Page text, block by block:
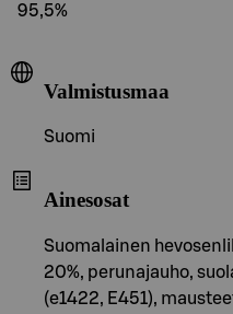
95,5%
Valmistusmaa
Suomi
Ainesosat
Suomalainen
20%, perunajauho,
(e1422, E451),